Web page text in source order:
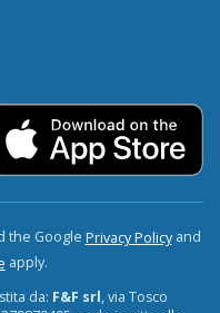
the Google Privacy Policyand
apply.
da: F&F srl, via Tosco